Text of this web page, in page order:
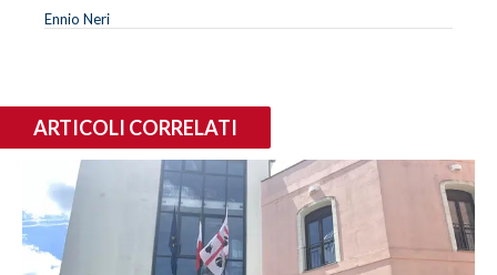
Ennio Neri
ARTICOLI CORRELATI